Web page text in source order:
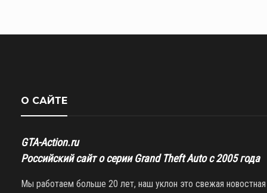
О САЙТЕ
GTA-Action.ru
Российский сайт о серии Grand Theft Auto с 2005 года
Мы работаем больше 20 лет, наш уклон это свежая новостная